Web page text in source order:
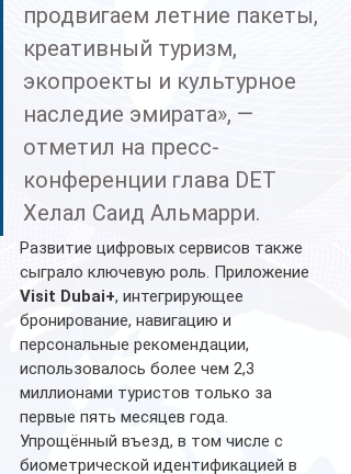
продвигаем летние пакеты,
креативный туризм,
экопроекты и культурное
наследие эмирата», —
отметил на пресс-
конференции глава DET
Хелал Саид Альмарри.
Развитие цифровых сервисов также
сыграло ключевую роль. Приложение
Visit Dubai+, интегрирующее
бронирование, навигацию и
персональные рекомендации,
использовалось более чем 2,3
миллионами туристов только за
первые пять месяцев года.
Упрощённый въезд, в том числе с
биометрической идентификацией в